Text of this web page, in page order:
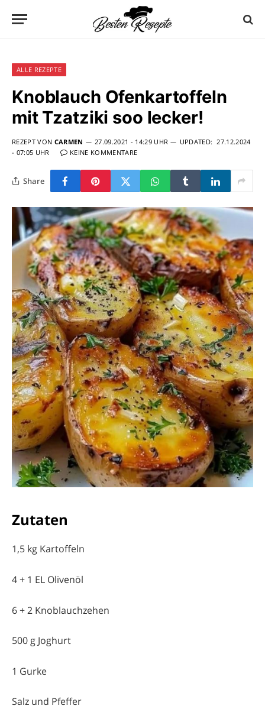
ALLE REZEPTE
Knoblauch Ofenkartoffeln
mit Tzatziki soo lecker!
REZEPT VON CARMEN 27.09.2021 - 14:29 UHR UPDATED: 27.12.2024
- 07:05 UHR
KEINE KOMMENTARE
Share
Zutaten
1,5 kg Kartoffeln
4 + 1 EL Olivenöl
6+ 2 Knoblauchzehen
500 g Joghurt
1 Gurke
Salz und Pfeffer